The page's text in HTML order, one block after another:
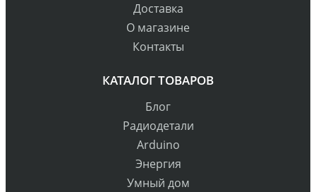
Доставка
О магазине
Контакты
КАТАЛОГ ТОВАРОВ
Блог
Радиодетали
Arduino
Энергия
Умный дом